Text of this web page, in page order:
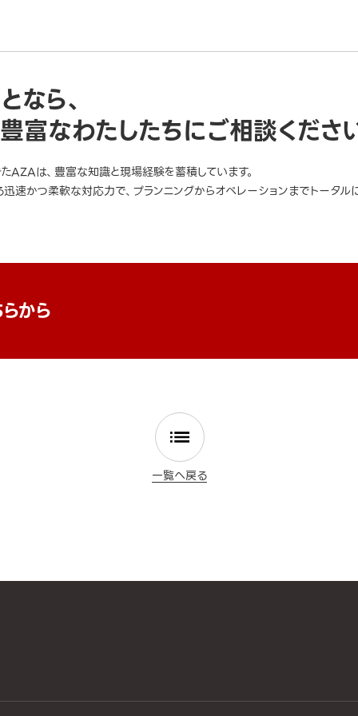
なら、
富なわたしたちにご相談くださ
AZAは、豊富な知識と現場経験を蓄積しています。
速かつ柔軟な対応力で、プランニングからオペレーションまでトータル
から
一覧へ戻る